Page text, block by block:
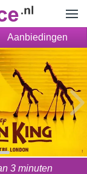
Aanbiedingen
3 minuten